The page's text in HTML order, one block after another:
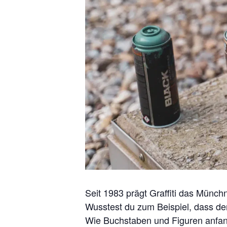
Seit 1983 prägt Graffiti das
Wusstest du zum Beispiel, dass
Wie Buchstaben und Figuren